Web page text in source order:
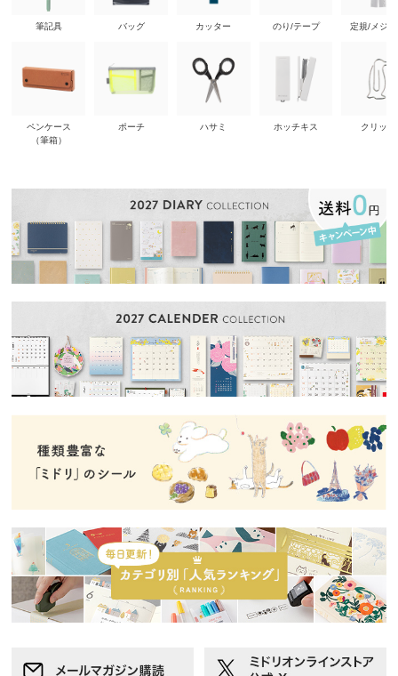
筆記具
ペンケース
（筆箱）
バッグ
ポーチ
カッター
ハサミ
のり/テープ
ホッチキス
定規/メジ
クリップ